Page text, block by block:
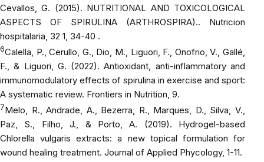
Cevallos, G. (2015). NUTRITIONAL AND TOXICOLOGICAL
ASPECTS OF SPIRULINA (ARTHROSPIRA).. Nutricion
hospitalaria, 32 1, 34-40 .
6Calella, P., Cerullo, G., Dio, M., Liguori, F., Onofrio, V., Gallé,
F., & Liguori, G. (2022). Antioxidant, anti-inflammatory and
immunomodulatory effects of spirulina in exercise and sport:
A systematic review. Frontiers in Nutrition, 9.
7Melo, R., Andrade, A., Bezerra, R., Marques, D., Silva, V.,
Paz, S., Filho, J., & Porto, A. (2019). Hydrogel-based
Chlorella vulgaris extracts: a new topical formulation for
wound healing treatment. Journal of Applied Phycology, 1-11.